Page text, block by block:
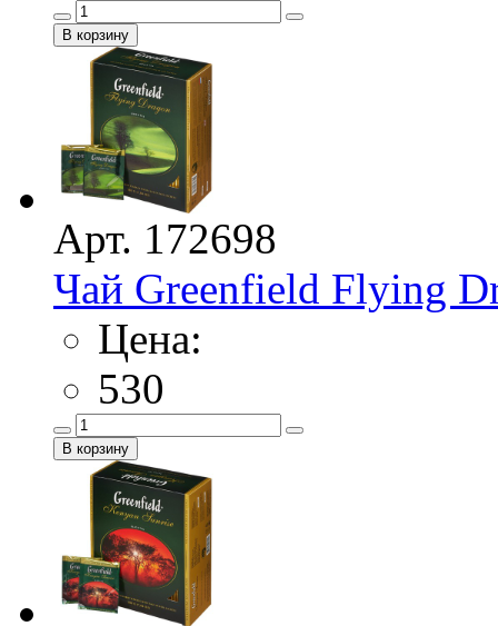
Арт. 172698
Чай Greenfield Flying
Цена:
530